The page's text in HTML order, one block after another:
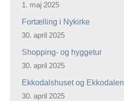
1. maj 2025
Fortælling i Nykirke
30. april 2025
Shopping- og hyggetur
30. april 2025
Ekkodalshuset og Ekkodalen
30. april 2025